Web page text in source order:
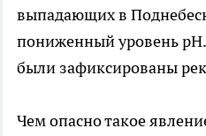
выпадающих в
пониженный уровень рН.
были зафиксированы
Чем опасно такое